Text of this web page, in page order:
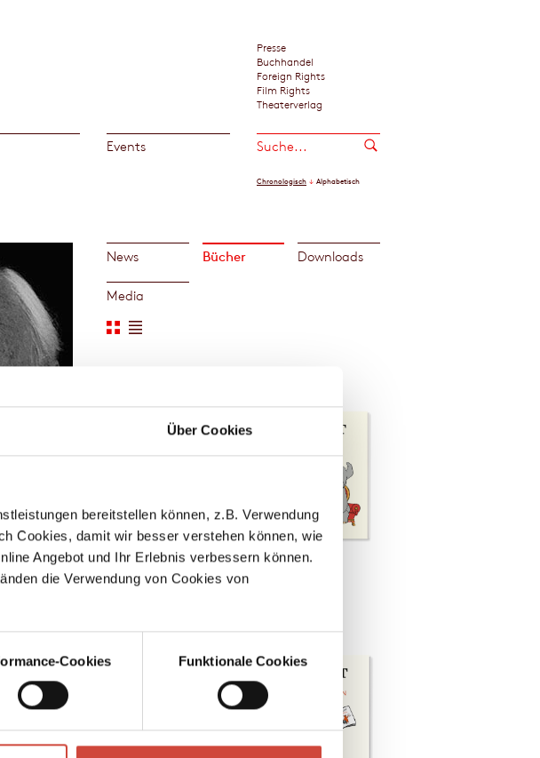
Über Cookies
bereitstellen können, z.B. Verwendung
Cookies, damit wir besser verstehen können, wie
Angebot und Ihr Erlebnis verbessern können.
die Verwendung von Cookies von
Cookies Funktionale Cookies
Presse
Buchhandel
Foreign Rights
Film Rights
Theaterverlag
Events
Chronologisch Alphabetisch
News Bücher Downloads
Media
Enkel für Anfänger
Auch erhältlich als
Wum & Wendelin